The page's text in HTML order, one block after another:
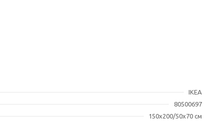
IKEA
80500697
150x200/50x70 см